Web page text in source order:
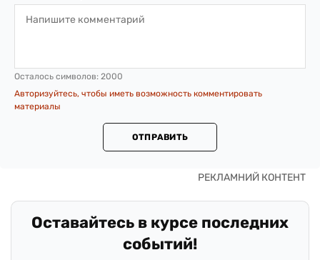
Осталось символов: 2000
Авторизуйтесь, чтобы иметь возможность комментировать
материалы
ОТПРАВИТЬ
Оставайтесь в курсе последних
событий!